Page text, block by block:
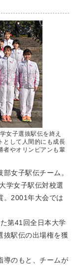
女子選抜駅伝を終え
として人間的にも成長
者やオリンピアンも輩
女子駅伝チーム。
学女子駅伝対校選
。2001年大会では
第41回全日本大学
抜駅伝の出場権を獲
導のもと、チームが